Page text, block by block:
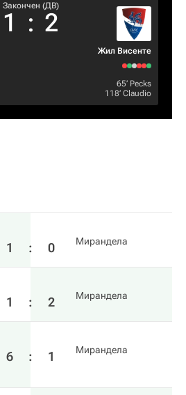
Закончен (ДВ)
1 : 2
Жил Висенте
65‎’‎ Pecks
118‎’‎ Claudio
1 : 0 Мирандела
1 : 2 Мирандела
6 : 1 Мирандела